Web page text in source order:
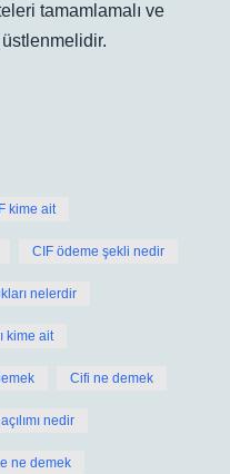
tamamlamalı ve
üstlenmelidir.
kime ait
CIF ödeme şekli nedir
nelerdir
kime ait
Cifi ne demek
nedir
ne demek